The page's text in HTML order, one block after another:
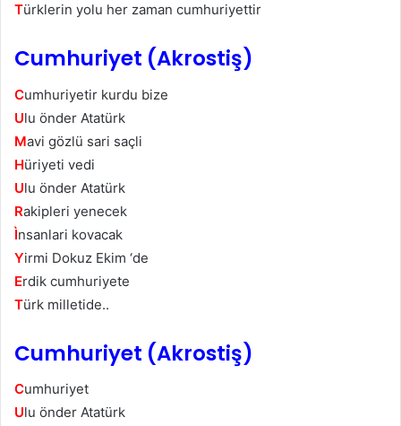
Türklerin yolu her zaman cumhuriyettir
Cumhuriyet (Akrostiş)
Cumhuriyetir kurdu bize
Ulu önder Atatürk
Mavi gözlü sari saçli
Hüriyeti vedi
Ulu önder Atatürk
Rakipleri yenecek
Ìnsanlari kovacak
Yirmi Dokuz Ekim ‘de
Erdik cumhuriyete
Türk milletide..
Cumhuriyet (Akrostiş)
Cumhuriyet
Ulu önder Atatürk